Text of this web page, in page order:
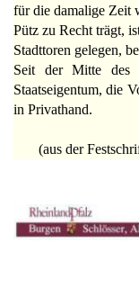
für die damalige Zeit
Pütz zu Recht trägt,
Stadttoren gelegen,
Seit der Mitte des
Staatseigentum, die
in Privathand.
(aus der